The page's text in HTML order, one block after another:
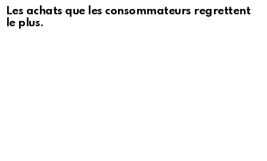
Les achats que les consommateurs regrettent
le plus.